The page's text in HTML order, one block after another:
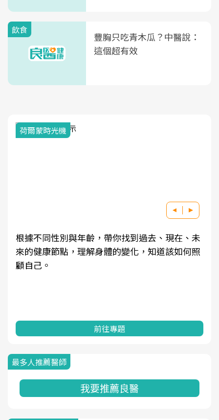
飲食
豐胸只吃青木瓜？中醫說：
這個超有效
荷爾蒙時光機
根據不同性別與年齡，帶你找到過去、現在、未
來的健康節點，理解身體的變化，知道該如何照
顧自己。
前往專題
最多人推薦醫師
我要推薦良醫